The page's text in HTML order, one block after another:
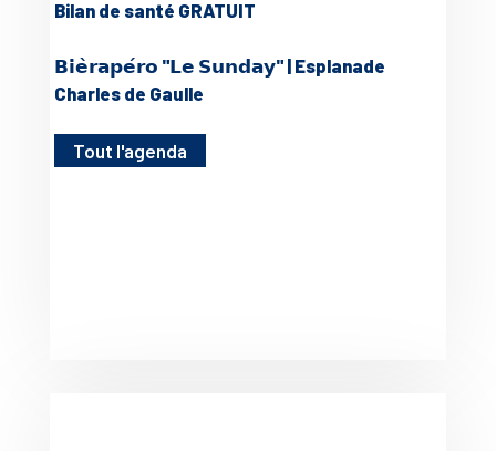
Bilan de santé GRATUIT
𝗕𝗶𝗲̀𝗿𝗮𝗽𝗲́𝗿𝗼 "𝗟𝗲 𝗦𝘂𝗻𝗱𝗮𝘆" | Esplanade
Charles de Gaulle
Tout l'agenda